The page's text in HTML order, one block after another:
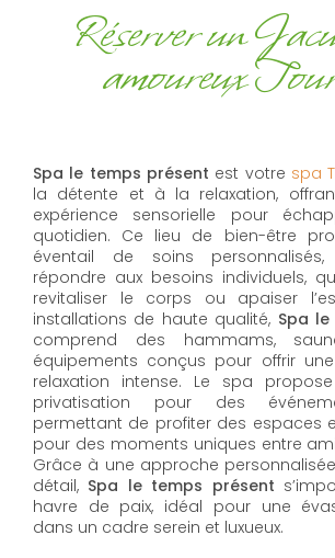
Réserver un
amoureux
Spa le temps présent est votre spa
la détente et à la relaxation,
expérience sensorielle pour
quotidien. Ce lieu de bien-être
éventail de soins
répondre aux besoins individuels,
revitaliser le corps ou apaiser
installations de haute qualité, Spa
comprend des hammams,
équipements conçus pour offrir
relaxation intense. Le spa
privatisation pour des
permettant de profiter des espaces
pour des moments uniques entre
Grâce à une approche
détail, Spa le temps présent
havre de paix, idéal pour une
dans un cadre serein et luxueux.